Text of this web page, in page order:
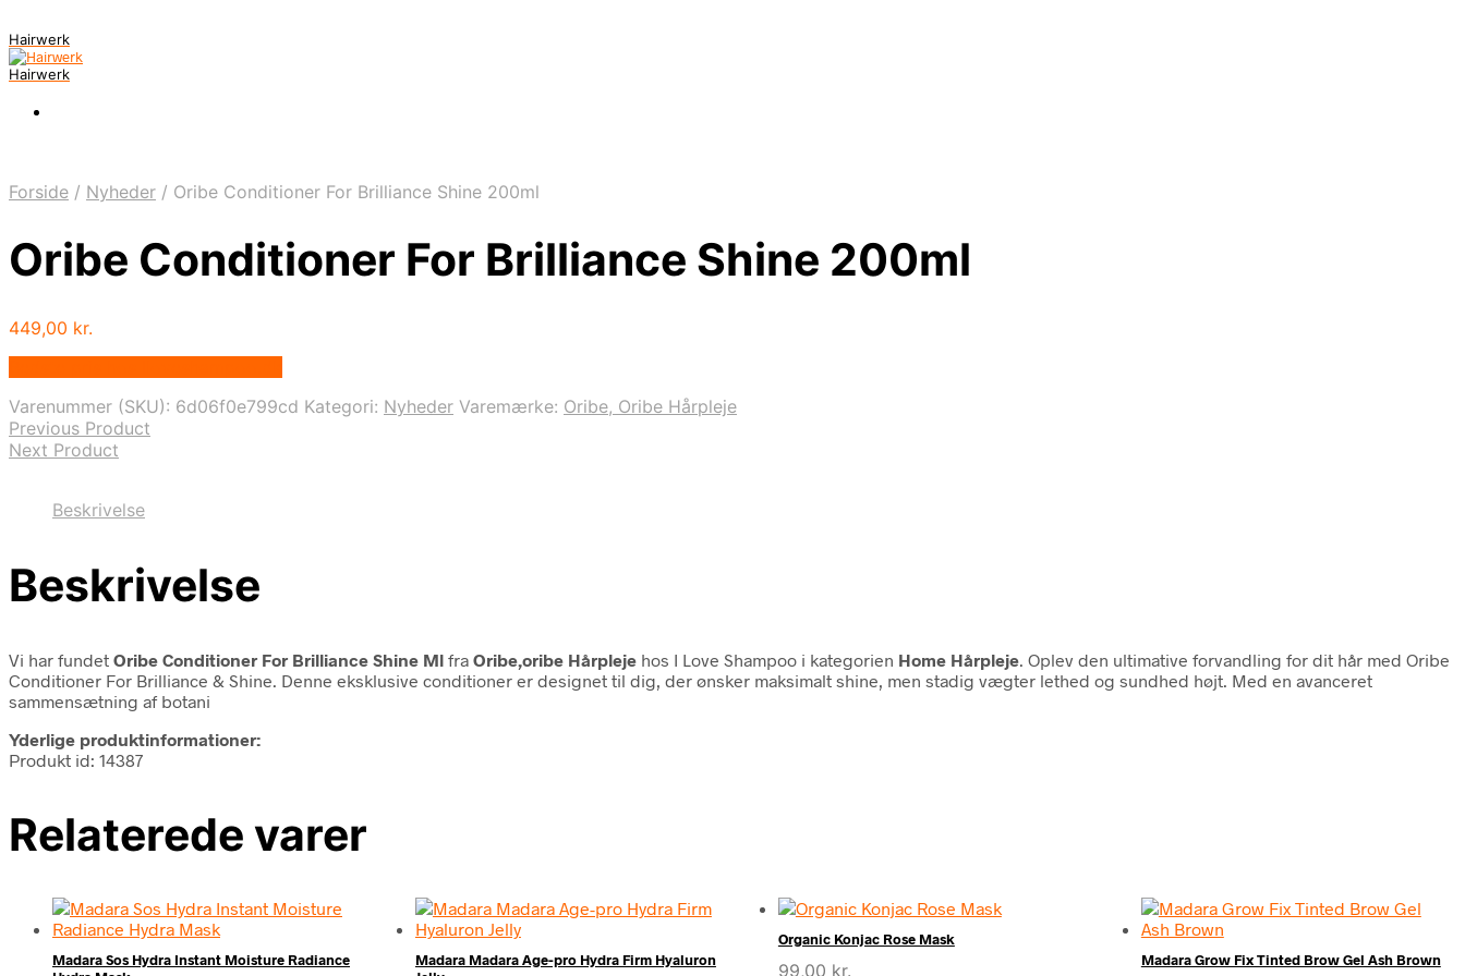
Hairwerk
Hairwerk
Forside / Nyheder / Oribe Conditioner For Brilliance Shine 200ml
Oribe Conditioner For Brilliance Shine 200ml
449,00 kr.
Varenummer (SKU): 6d06f0e799cd Kategori: Nyheder Varemærke: Oribe, Oribe Hårpleje
Previous Product
Next Product
Beskrivelse
Beskrivelse
Vi har fundet Oribe Conditioner For Brilliance Shine Ml fra Oribe,oribe Hårpleje hos I Love Shampoo i kategorien Home Hårpleje . Oplev den ultimative forvandling for dit hår med Oribe
Conditioner For Brilliance & Shine. Denne eksklusive conditioner er designet til dig, der ønsker maksimalt shine, men stadig vægter lethed og sundhed højt. Med en avanceret
sammensætning af botani
Yderlige produktinformationer:
Produkt id: 14387
Relaterede varer
Madara Sos Hydra Instant Moisture Radiance
Madara Madara Age-pro Hydra Firm Hyaluron
Organic Konjac Rose Mask
99,00 kr. Madara Grow Fix Tinted Brow Gel Ash Brown